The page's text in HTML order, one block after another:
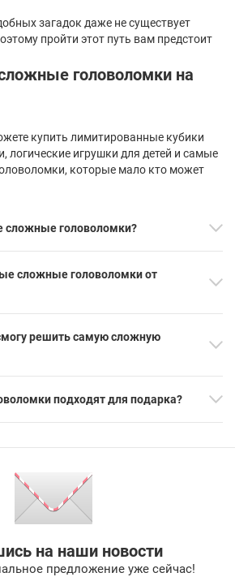
загадок даже не существует
пройти этот путь вам предстоит
головоломки на
купить лимитированные кубики
логические игрушки для детей и самые
которые мало кто может
головоломки?
сложные головоломки от
решить самую сложную
подходят для подарка?
на наши новости
предложение уже сейчас!